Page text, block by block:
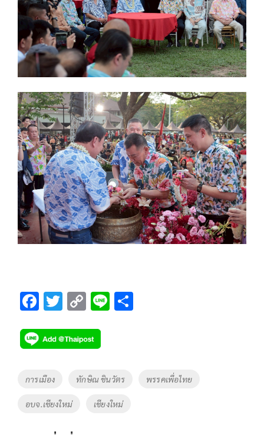
F
e
b
o
o
k
T
tt
er
C
p
y
Li
k
Li
Tags
การเมือง ทักษิณ ชินวัตร พรรคเพื่อไทย
อบจ.เชียงใหม่ เชียงใหม่